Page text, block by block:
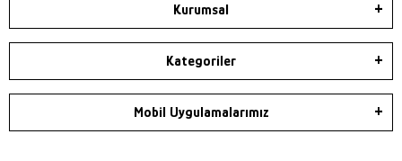
Kurumsal
Kategoriler
Mobil Uygulamalarımız